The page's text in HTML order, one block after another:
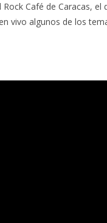
Café de Caracas,
vivo algunos de los